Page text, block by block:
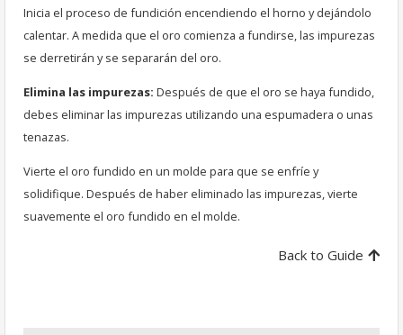
Inicia el proceso de fundición encendiendo el horno y dejándolo
calentar. A medida que el oro comienza a fundirse, las impurezas
se derretirán y se separarán del oro.
Elimina las impurezas: Después de que el oro se haya fundido,
debes eliminar las impurezas utilizando una espumadera o unas
tenazas.
Vierte el oro fundido en un molde para que se enfríe y
solidifique. Después de haber eliminado las impurezas, vierte
suavemente el oro fundido en el molde.
Back to Guide